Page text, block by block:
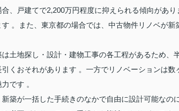
合、戸建てで2,200万円程度に抑えられる傾向があ
。また、東京都の場合では、中古物件リノベが
土地探し・設計・建物工事の各工程があるため、
引くおそれがあります 。一方でリノベーションは
です 。
築が一括した手続きのなかで自由に設計可能なの